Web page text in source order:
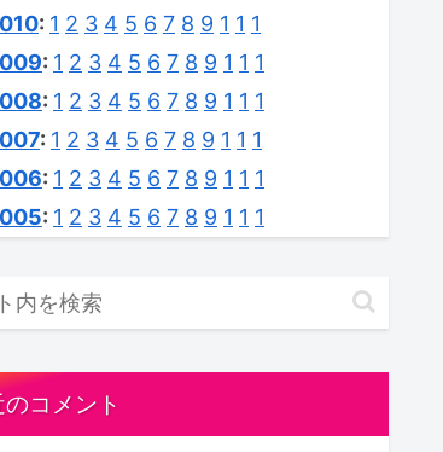
: 1 2 3 4 5 6 7 8 9 1 1 1
: 1 2 3 4 5 6 7 8 9 1 1 1
: 1 2 3 4 5 6 7 8 9 1 1 1
: 1 2 3 4 5 6 7 8 9 1 1 1
: 1 2 3 4 5 6 7 8 9 1 1 1
: 1 2 3 4 5 6 7 8 9 1 1 1
コメント